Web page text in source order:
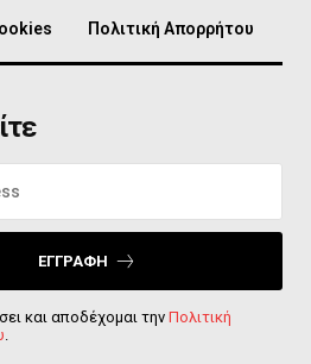
Πολιτική Απορρήτου
ΕΓΓΡΑΦΉ
και αποδέχομαι τηνΠολιτική
.